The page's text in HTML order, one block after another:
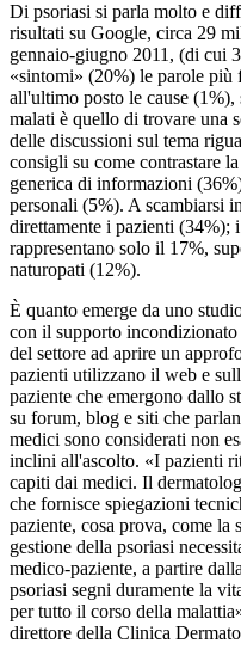
Di psoriasi si parla molto e
risultati su Google, circa 29
gennaio-giugno 2011, (di cui
«sintomi» (20%) le parole più
all'ultimo posto le cause
malati è quello di trovare una
delle discussioni sul tema
consigli su come contrastare
generica di informazioni
personali (5%). A scambiarsi
direttamente i pazienti (34%);
rappresentano solo il 17%,
naturopati (12%).
È quanto emerge da uno
con il supporto incondizionato
del settore ad aprire un
pazienti utilizzano il web e
paziente che emergono dallo
su forum, blog e siti che
medici sono considerati non
inclini all'ascolto. «I pazienti
capiti dai medici. Il
che fornisce spiegazioni
paziente, cosa prova, come la
gestione della psoriasi
medico-paziente, a partire
psoriasi segni duramente la
per tutto il corso della
direttore della Clinica